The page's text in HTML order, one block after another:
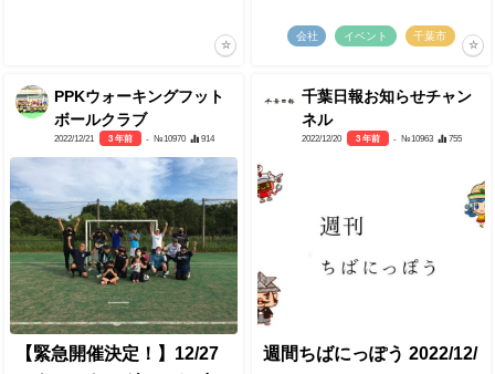
会社 イベント 千葉市
PPKウォーキングフット
ボールクラブ
2022/12/21 3 年前 - №10970 914
【緊急開催決定！】12/27
千葉日報お知らせチャン
ネル
2022/12/20 3 年前 - №10963 755
週間ちばにっぽう 2022/12/